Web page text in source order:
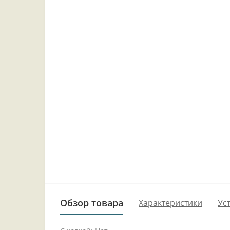
Обзор товара Характеристики